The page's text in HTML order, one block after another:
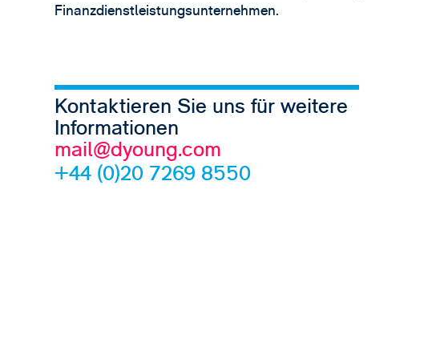
Finanzdienstleistungsunternehmen.
Kontaktieren Sie uns für weitere
Informationen
mail@dyoung.com
+44 (0)20 7269 8550